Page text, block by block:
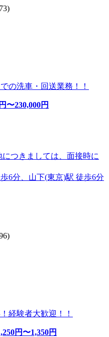
の洗車・回送業務！！
円〜230,000円
つきましては、面接時に
6分、山下(東京)駅 徒歩6分
経験者大歓迎！！
円〜1,350円